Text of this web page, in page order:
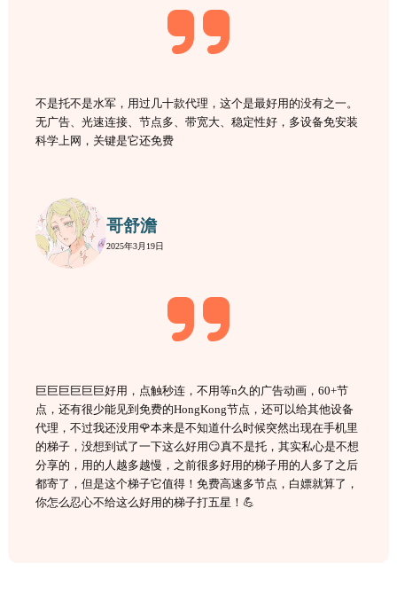
不是托不是水军，用过几十款代理，这个是最好用的没有之一。
无广告、光速连接、节点多、带宽大、稳定性好，多设备免安装
科学上网，关键是它还免费
哥舒澹
2025年3月19日
巨巨巨巨巨巨好用，点触秒连，不用等n久的广告动画，60+节
点，还有很少能见到免费的HongKong节点，还可以给其他设备
代理，不过我还没用🌹本来是不知道什么时候突然出现在手机里
的梯子，没想到试了一下这么好用😏真不是托，其实私心是不想
分享的，用的人越多越慢，之前很多好用的梯子用的人多了之后
都寄了，但是这个梯子它值得！免费高速多节点，白嫖就算了，
你怎么忍心不给这么好用的梯子打五星！💪